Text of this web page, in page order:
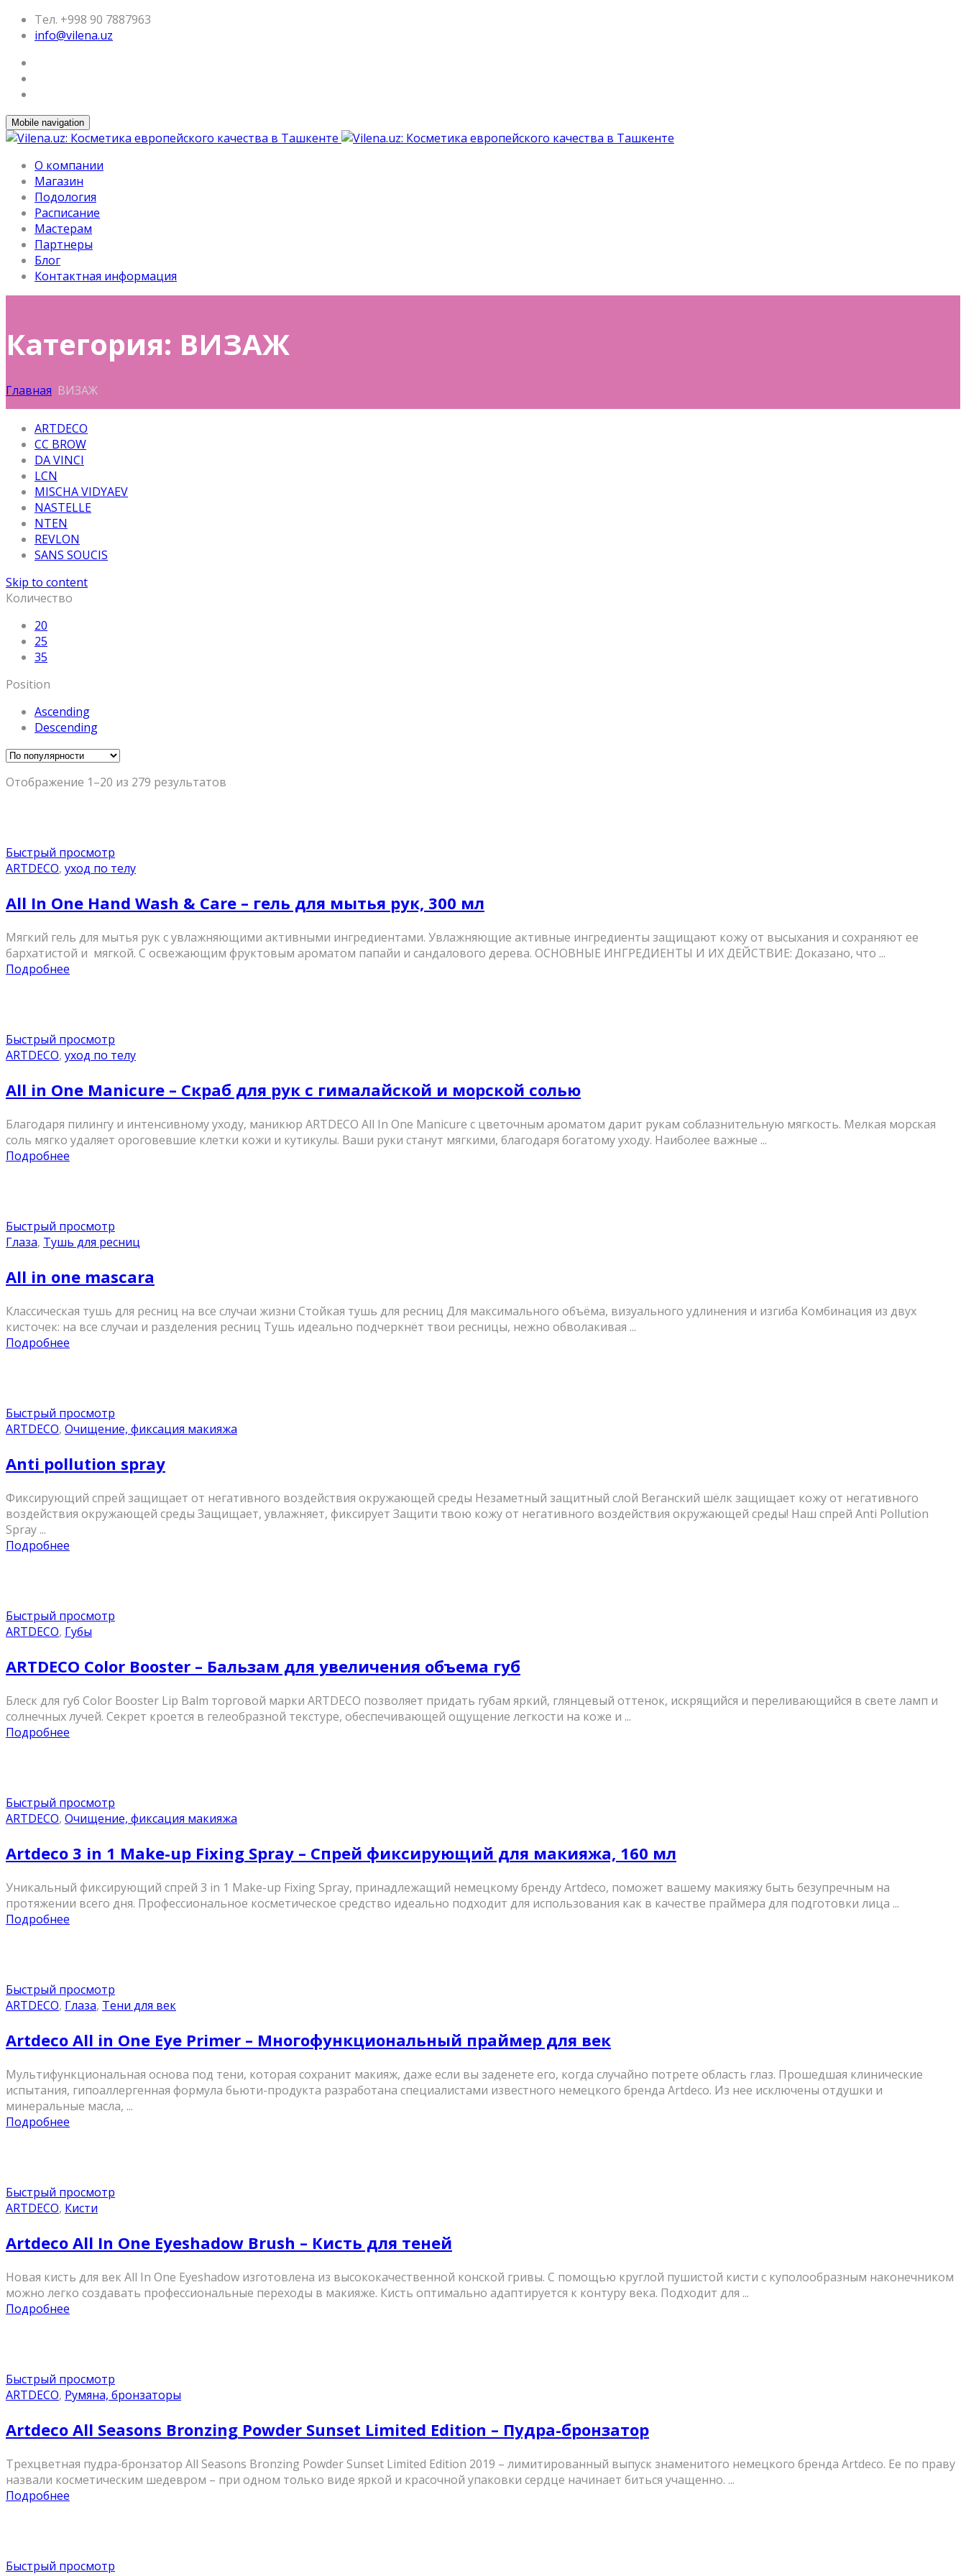
Тел. +998 90 7887963
info@vilena.uz
Mobile navigation
О компании
Магазин
Подология
Расписание
Мастерам
Партнеры
Блог
Контактная информация
Категория: ВИЗАЖ
Главная ВИЗАЖ
ARTDECO
CC BROW
DA VINCI
LCN
MISCHA VIDYAEV
NASTELLE
NTEN
REVLON
SANS SOUCIS
Skip to content
Количество
20
25
35
Position
Ascending
Descending
Отображение 1–20 из 279 результатов
Быстрый просмотр
ARTDECO, уход по телу
All In One Hand Wash & Care – гель для мытья рук, 300 мл
Мягкий гель для мытья рук с увлажняющими активными ингредиентами. Увлажняющие активные ингредиенты защищают кожу от высыхания и сохраняют ее
бархатистой и мягкой. С освежающим фруктовым ароматом папайи и сандалового дерева. ОСНОВНЫЕ ИНГРЕДИЕНТЫ И ИХ ДЕЙСТВИЕ: Доказано, что ...
Подробнее
Быстрый просмотр
ARTDECO, уход по телу
All in One Manicure – Скраб для рук с гималайской и морской солью
Благодаря пилингу и интенсивному уходу, маникюр ARTDECO All In One Manicure с цветочным ароматом дарит рукам соблазнительную мягкость. Мелкая морская
соль мягко удаляет ороговевшие клетки кожи и кутикулы. Ваши руки станут мягкими, благодаря богатому уходу. Наиболее важные ...
Подробнее
Быстрый просмотр
Глаза, Тушь для ресниц
All in one mascara
Классическая тушь для ресниц на все случаи жизни Стойкая тушь для ресниц Для максимального объёма, визуального удлинения и изгиба Комбинация из двух
кисточек: на все случаи и разделения ресниц Тушь идеально подчеркнёт твои ресницы, нежно обволакивая ...
Подробнее
Быстрый просмотр
ARTDECO, Очищение, фиксация макияжа
Anti pollution spray
Фиксирующий спрей защищает от негативного воздействия окружающей среды Незаметный защитный слой Веганский шёлк защищает кожу от негативного
воздействия окружающей среды Защищает, увлажняет, фиксирует Защити твою кожу от негативного воздействия окружающей среды! Наш спрей Anti Pollution
Spray ...
Подробнее
Быстрый просмотр
ARTDECO, Губы
ARTDECO Color Booster – Бальзам для увеличения объема губ
Блеск для губ Color Booster Lip Balm торговой марки ARTDECO позволяет придать губам яркий, глянцевый оттенок, искрящийся и переливающийся в свете ламп и
солнечных лучей. Секрет кроется в гелеобразной текстуре, обеспечивающей ощущение легкости на коже и ...
Подробнее
Быстрый просмотр
ARTDECO, Очищение, фиксация макияжа
Artdeco 3 in 1 Make-up Fixing Spray – Спрей фиксирующий для макияжа, 160 мл
Уникальный фиксирующий спрей 3 in 1 Make-up Fixing Spray, принадлежащий немецкому бренду Artdeco, поможет вашему макияжу быть безупречным на
протяжении всего дня. Профессиональное косметическое средство идеально подходит для использования как в качестве праймера для подготовки лица ...
Подробнее
Быстрый просмотр
ARTDECO, Глаза, Тени для век
Artdeco All in One Eye Primer – Многофункциональный праймер для век
Мультифункциональная основа под тени, которая сохранит макияж, даже если вы заденете его, когда случайно потрете область глаз. Прошедшая клинические
испытания, гипоаллергенная формула бьюти-продукта разработана специалистами известного немецкого бренда Artdeco. Из нее исключены отдушки и
минеральные масла, ...
Подробнее
Быстрый просмотр
ARTDECO, Кисти
Artdeco All In One Eyeshadow Brush – Кисть для теней
Новая кисть для век All In One Eyeshadow изготовлена ​​из высококачественной конской гривы. С помощью круглой пушистой кисти с куполообразным наконечником
можно легко создавать профессиональные переходы в макияже. Кисть оптимально адаптируется к контуру века. Подходит для ...
Подробнее
Быстрый просмотр
ARTDECO, Румяна, бронзаторы
Artdeco All Seasons Bronzing Powder Sunset Limited Edition – Пудра-бронзатор
Трехцветная пудра-бронзатор All Seasons Bronzing Powder Sunset Limited Edition 2019 – лимитированный выпуск знаменитого немецкого бренда Artdeco. Ее по праву
назвали косметическим шедевром – при одном только виде яркой и красочной упаковки сердце начинает биться учащенно. ...
Подробнее
Быстрый просмотр